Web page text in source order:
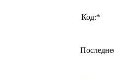
Код:*